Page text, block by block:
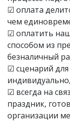
☑ оплата
чем
☑ оплатить
способом из
безналичный
☑ сценарий для
☑ всегда на
праздник,
организации